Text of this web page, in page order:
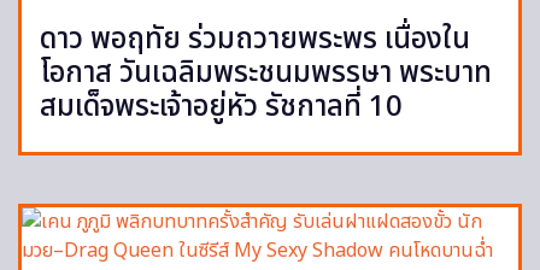
ดาว พอฤทัย ร่วมถวายพระพร เนื่องใน
โอกาส วันเฉลิมพระชนมพรรษา พระบาท
สมเด็จพระเจ้าอยู่หัว รัชกาลที่ 10